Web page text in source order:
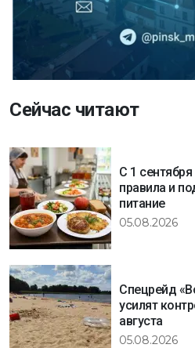
Сейчас читают
С 1
правила и
питание
05.08.2026
Спецрейд
усилят
августа
05.08.2026